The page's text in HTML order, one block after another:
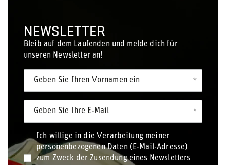
NEWSLETTER
Bleib auf dem Laufenden und melde dich für
unseren Newsletter an!
Geben Sie Ihren Vornamen ein
Geben Sie Ihre E-Mail
Ich willige in die Verarbeitung meiner
personenbezogenen Daten (E-Mail-Adresse)
zum Zweck der Zusendung eines Newsletters